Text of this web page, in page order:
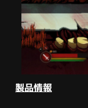
製品情報